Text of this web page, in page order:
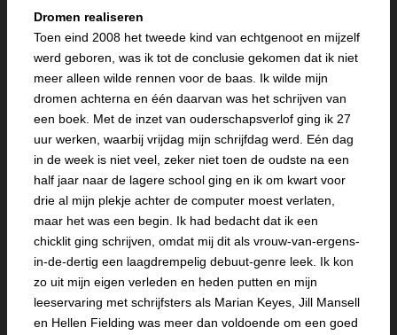
Dromen realiseren
Toen eind 2008 het tweede kind van echtgenoot en mijzelf
werd geboren, was ik tot de conclusie gekomen dat ik niet
meer alleen wilde rennen voor de baas. Ik wilde mijn
dromen achterna en één daarvan was het schrijven van
een boek. Met de inzet van ouderschapsverlof ging ik 27
uur werken, waarbij vrijdag mijn schrijfdag werd. Eén dag
in de week is niet veel, zeker niet toen de oudste na een
half jaar naar de lagere school ging en ik om kwart voor
drie al mijn plekje achter de computer moest verlaten,
maar het was een begin. Ik had bedacht dat ik een
chicklit ging schrijven, omdat mij dit als vrouw-van-ergens-
in-de-dertig een laagdrempelig debuut-genre leek. Ik kon
zo uit mijn eigen verleden en heden putten en mijn
leeservaring met schrijfsters als Marian Keyes, Jill Mansell
en Hellen Fielding was meer dan voldoende om een goed